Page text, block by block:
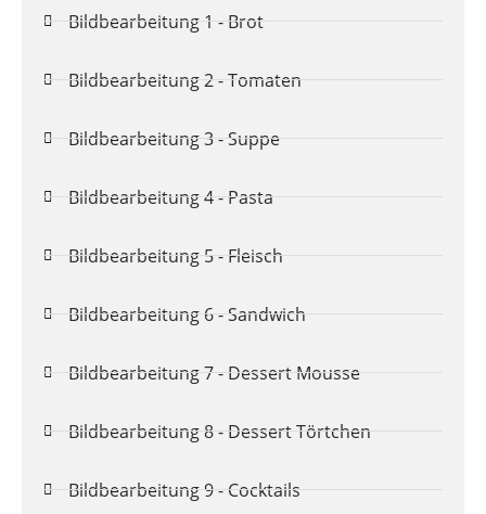
Bildbearbeitung 1 - Brot
Bildbearbeitung 2 - Tomaten
Bildbearbeitung 3 - Suppe
Bildbearbeitung 4 - Pasta
Bildbearbeitung 5 - Fleisch
Bildbearbeitung 6 - Sandwich
Bildbearbeitung 7 - Dessert Mousse
Bildbearbeitung 8 - Dessert Törtchen
Bildbearbeitung 9 - Cocktails